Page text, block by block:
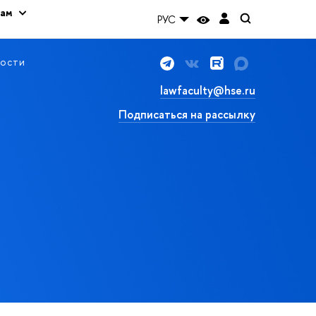
РУС
lawfaculty@hse.ru
Подписаться на рассылку